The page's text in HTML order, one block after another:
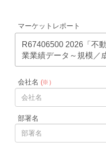
マーケットレポート
R67406500 2026「不
業業績データ～規模／
会社名 (※）
部署名